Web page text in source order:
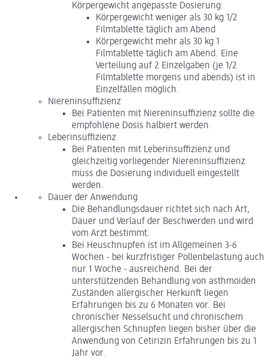
Körpergewicht angepasste Dosierung:
Körpergewicht weniger als 30 kg 1/2
Filmtablette täglich am Abend
Körpergewicht mehr als 30 kg 1
Filmtablette täglich am Abend. Eine
Verteilung auf 2 Einzelgaben (je 1/2
Filmtablette morgens und abends) ist in
Einzelfällen möglich.
Niereninsuffizienz
Bei Patienten mit Niereninsuffizienz sollte die
empfohlene Dosis halbiert werden.
Leberinsuffizienz
Bei Patienten mit Leberinsuffizienz und
gleichzeitig vorliegender Niereninsuffizienz
muss die Dosierung individuell eingestellt
werden.
Dauer der Anwendung
Die Behandlungsdauer richtet sich nach Art,
Dauer und Verlauf der Beschwerden und wird
vom Arzt bestimmt.
Bei Heuschnupfen ist im Allgemeinen 3-6
Wochen - bei kurzfristiger Pollenbelastung auch
nur 1 Woche - ausreichend. Bei der
unterstützenden Behandlung von asthmoiden
Zuständen allergischer Herkunft liegen
Erfahrungen bis zu 6 Monaten vor. Bei
chronischer Nesselsucht und chronischem
allergischen Schnupfen liegen bisher über die
Anwendung von Cetirizin Erfahrungen bis zu 1
Jahr vor.